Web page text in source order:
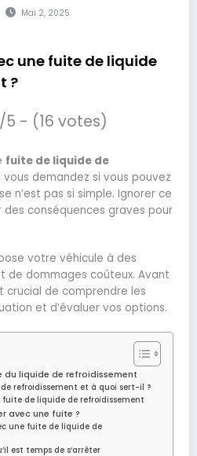
Mai 2, 2025
une fuite de liquide
?
5 - (16 votes)
fuite de liquide de
vous demandez si vous pouvez
n’est pas si simple. Ignorer ce
conséquences graves pour
votre véhicule à des
de dommages coûteux. Avant
crucial de comprendre les
et d’évaluer vos options.
du liquide de refroidissement
refroidissement et à quoi sert-il ?
fuite de liquide de refroidissement
avec une fuite ?
une fuite de liquide de
est temps de s’arrêter